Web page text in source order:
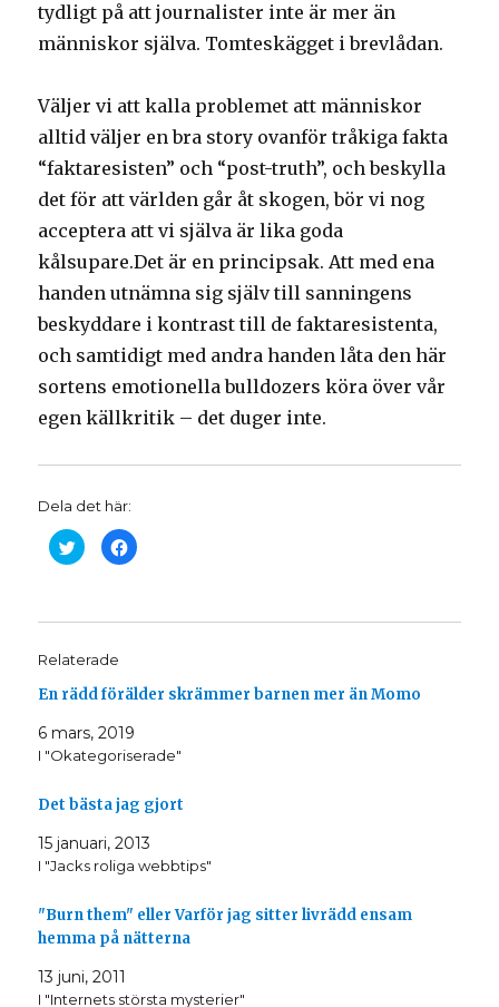
tydligt på att journalister inte är mer än
människor själva. Tomteskägget i brevlådan.
Väljer vi att kalla problemet att människor
alltid väljer en bra story ovanför tråkiga fakta
“faktaresisten” och “post-truth”, och beskylla
det för att världen går åt skogen, bör vi nog
acceptera att vi själva är lika goda
kålsupare.Det är en principsak. Att med ena
handen utnämna sig själv till sanningens
beskyddare i kontrast till de faktaresistenta,
och samtidigt med andra handen låta den här
sortens emotionella bulldozers köra över vår
egen källkritik – det duger inte.
Dela det här:
K
l
f
a
t
d
l
a
p
w
i
t
e
r
(
p
n
a
i
e
t
K
l
f
t
d
l
a
p
a
c
b
o
o
k
Ö
p
p
n
e
Relaterade
En rädd förälder skrämmer barnen mer än Momo
6 mars, 2019
I "Okategoriserade"
Det bästa jag gjort
15 januari, 2013
I "Jacks roliga webbtips"
"Burn them" eller Varför jag sitter livrädd ensam
hemma på nätterna
13 juni, 2011
I "Internets största mysterier"